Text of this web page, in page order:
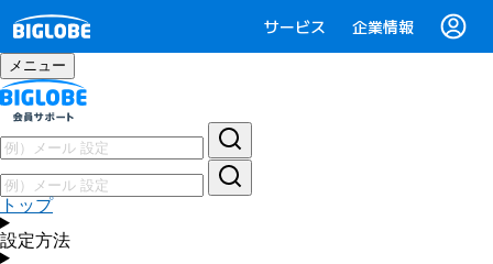
サービス 企業情報
メニュー
トップ
設定方法